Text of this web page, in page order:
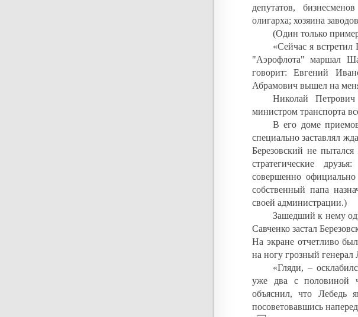
депутатов,
олигарха; хозяина
(Один только
«Сейчас я встретил
"Аэрофлота" маршал
говорит: Евгений
Абрамович вышел на
Николай
министром транспорта
В его доме
специально заставлял
Березовский не
стратегические
совершенно
собственный папа
своей администрации.)
Зашедший к нему
Савченко застал
На экране отчетливо
на ногу грозный генерал
«Гляди, –
уже два с половиной
объяснил, что Лебедь
посоветовавшись